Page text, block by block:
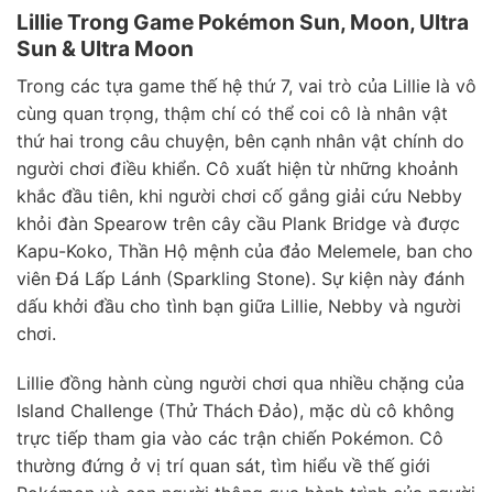
Lillie Trong Game Pokémon Sun, Moon, Ultra
Sun & Ultra Moon
Trong các tựa game thế hệ thứ 7, vai trò của Lillie là vô
cùng quan trọng, thậm chí có thể coi cô là nhân vật
thứ hai trong câu chuyện, bên cạnh nhân vật chính do
người chơi điều khiển. Cô xuất hiện từ những khoảnh
khắc đầu tiên, khi người chơi cố gắng giải cứu Nebby
khỏi đàn Spearow trên cây cầu Plank Bridge và được
Kapu-Koko, Thần Hộ mệnh của đảo Melemele, ban cho
viên Đá Lấp Lánh (Sparkling Stone). Sự kiện này đánh
dấu khởi đầu cho tình bạn giữa Lillie, Nebby và người
chơi.
Lillie đồng hành cùng người chơi qua nhiều chặng của
Island Challenge (Thử Thách Đảo), mặc dù cô không
trực tiếp tham gia vào các trận chiến Pokémon. Cô
thường đứng ở vị trí quan sát, tìm hiểu về thế giới